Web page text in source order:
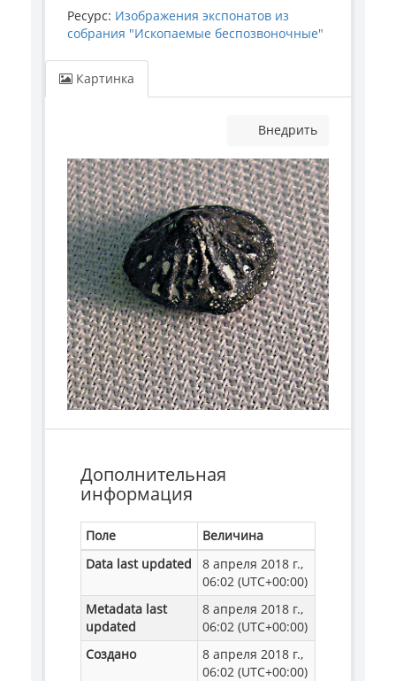
Ресурс: Изображения экспонатов из
собрания "Ископаемые беспозвоночные"
Картинка
Внедрить
Дополнительная
информация
Поле
Величина
Data last updated
8 апреля 2018 г.,
06:02 (UTC+00:00)
Metadata last
updated
8 апреля 2018 г.,
06:02 (UTC+00:00)
Создано
8 апреля 2018 г.,
06:02 (UTC+00:00)